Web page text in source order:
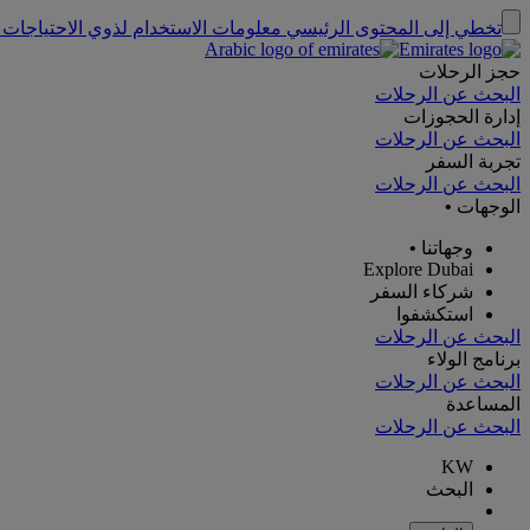
تخطي إلى المحتوى الرئيسي معلومات الاستخدام لذوي
حجز الرحلات
البحث عن الرحلات
إدارة الحجوزات
البحث عن الرحلات
تجربة السفر
البحث عن الرحلات
الوجهات •
وجهاتنا •
Explore Dubai
شركاء السفر
استكشفوا
البحث عن الرحلات
برنامج الولاء
البحث عن الرحلات
المساعدة
البحث عن الرحلات
KW
البحث